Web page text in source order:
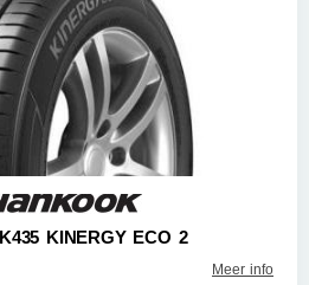
KINERGY ECO 2
Meer info